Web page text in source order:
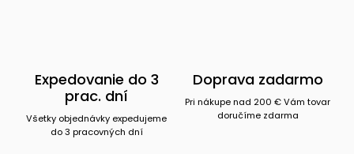
Expedovanie do 3
prac. dní
Všetky objednávky expedujeme
do 3 pracovných dní
Doprava zadarmo
Pri nákupe nad 200 € Vám tovar
doručíme zdarma